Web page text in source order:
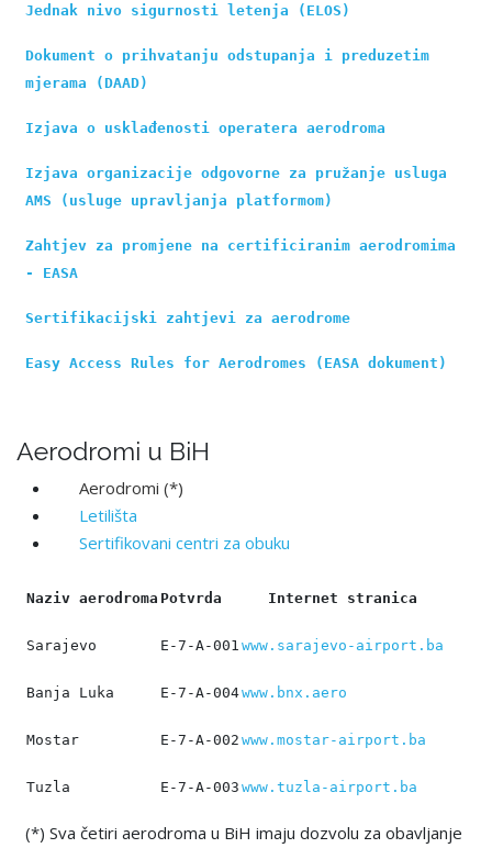
Jednak nivo sigurnosti letenja (ELOS)
Dokument o prihvatanju odstupanja i preduzetim
mjerama (DAAD)
Izjava o usklađenosti operatera aerodroma
Izjava organizacije odgovorne za pružanje usluga
AMS (usluge upravlјanja platformom)
Zahtjev za promjene na certificiranim aerodromima
- EASA
Sertifikacijski zahtjevi za aerodrome
Easy Access Rules for Aerodromes (EASA dokument)
Аеrodromi u BiH
Аеrodromi (*)
Letilišta
Sertifikovani centri za obuku
Naziv aerodroma Potvrda Internet stranica
Sarajevo Е-7-А-001 www.sarajevo-airport.ba
Banja Luka Е-7-А-004www.bnx.aero
Mostar Е-7-А-002 www.mostar-airport.ba
Tuzla Е-7-А-003 www.tuzla-airport.ba
(*) Sva četiri aerodroma u BiH imaju dozvolu za obavljanje